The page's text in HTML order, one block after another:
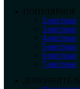
ПОПУЛЯРНОЕ
2-местные
3-местные
4-местные
5-местные
6-местные
7-местные